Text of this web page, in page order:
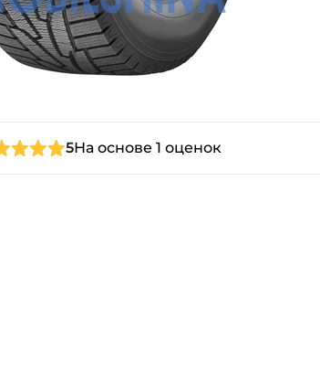
5На основе 1 оценок